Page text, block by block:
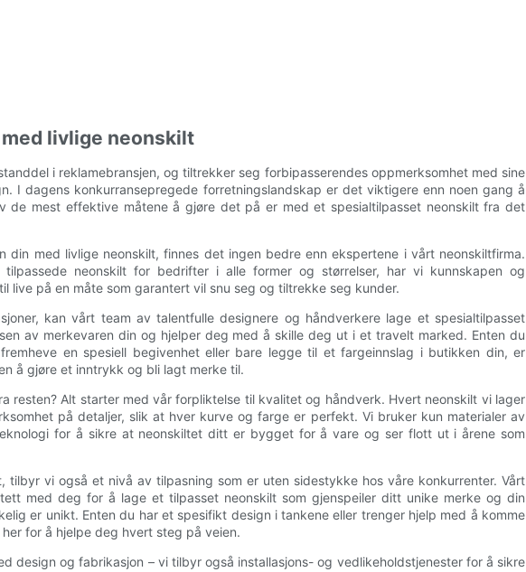
livlige neonskilt
i reklamebransjen, og tiltrekker seg forbipasserendes oppmerksomhet med sine
I dagens konkurransepregede forretningslandskap er det viktigere enn noen gang å
de mest effektive måtene å gjøre det på er med et spesialtilpasset neonskilt fra det
med livlige neonskilt, finnes det ingen bedre enn ekspertene i vårt neonskiltfirma.
neonskilt for bedrifter i alle former og størrelser, har vi kunnskapen og
live på en måte som garantert vil snu seg og tiltrekke seg kunder.
kan vårt team av talentfulle designere og håndverkere lage et spesialtilpasset
av merkevaren din og hjelper deg med å skille deg ut i et travelt marked. Enten du
en spesiell begivenhet eller bare legge til et fargeinnslag i butikken din, er
å gjøre et inntrykk og bli lagt merke til.
resten? Alt starter med vår forpliktelse til kvalitet og håndverk. Hvert neonskilt vi lager
på detaljer, slik at hver kurve og farge er perfekt. Vi bruker kun materialer av
for å sikre at neonskiltet ditt er bygget for å vare og ser flott ut i årene som
vi også et nivå av tilpasning som er uten sidestykke hos våre konkurrenter. Vårt
med deg for å lage et tilpasset neonskilt som gjenspeiler ditt unike merke og din
er unikt. Enten du har et spesifikt design i tankene eller trenger hjelp med å komme
for å hjelpe deg hvert steg på veien.
design og fabrikasjon – vi tilbyr også installasjons- og vedlikeholdstjenester for å sikre